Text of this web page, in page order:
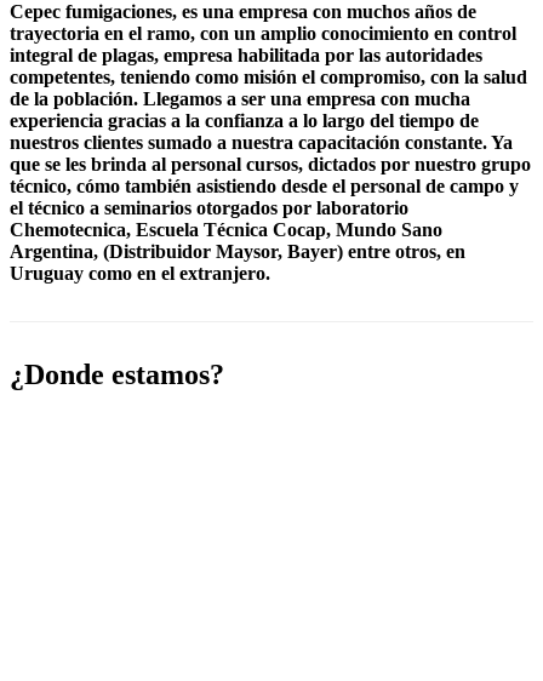
Cepec fumigaciones, es una empresa con muchos años de
trayectoria en el ramo, con un amplio conocimiento en control
integral de plagas, empresa habilitada por las autoridades
competentes, teniendo como misión el compromiso, con la salud
de la población. Llegamos a ser una empresa con mucha
experiencia gracias a la confianza a lo largo del tiempo de
nuestros clientes sumado a nuestra capacitación constante. Ya
que se les brinda al personal cursos, dictados por nuestro grupo
técnico, cómo también asistiendo desde el personal de campo y
el técnico a seminarios otorgados por laboratorio
Chemotecnica, Escuela Técnica Cocap, Mundo Sano
Argentina, (Distribuidor Maysor, Bayer) entre otros, en
Uruguay como en el extranjero.
¿Donde estamos?